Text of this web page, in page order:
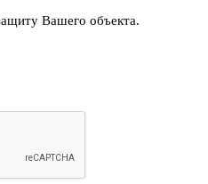
Вашего объекта.